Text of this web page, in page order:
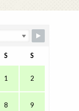
S S
1 2
8 9